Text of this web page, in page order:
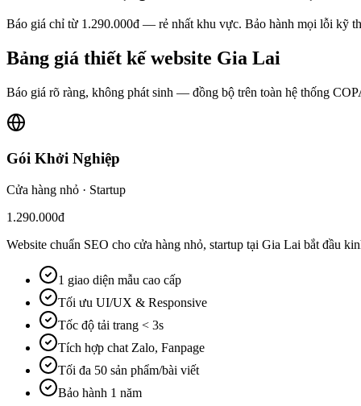
Báo giá chỉ từ 1.290.000đ — rẻ nhất khu vực. Bảo hành mọi lỗi kỹ
Bảng giá thiết kế website Gia Lai
Báo giá rõ ràng, không phát sinh — đồng bộ trên toàn hệ thống
Gói Khởi Nghiệp
Cửa hàng nhỏ · Startup
1.290.000đ
Website chuẩn SEO cho cửa hàng nhỏ, startup tại Gia Lai bắt đầu
1 giao diện mẫu cao cấp
Tối ưu UI/UX & Responsive
Tốc độ tải trang < 3s
Tích hợp chat Zalo, Fanpage
Tối đa 50 sản phẩm/bài viết
Bảo hành 1 năm